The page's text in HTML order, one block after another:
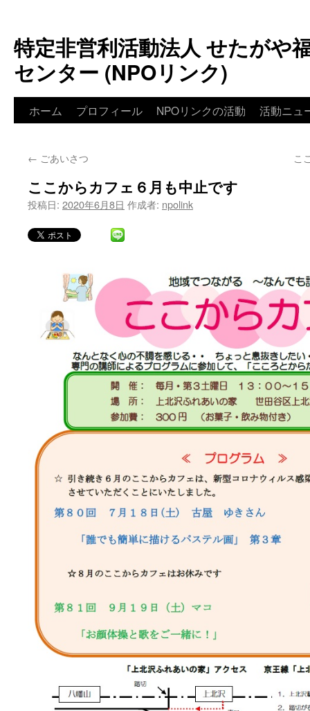
特定非営利活動法人 せたがや
センター (NPOリンク)
ホーム プロフィール NPOリンクの活動 活動ニュ
← ごあいさつ こ
ここからカフェ６月も中止です
投稿日: 2020年6月8日 作成者: npolink